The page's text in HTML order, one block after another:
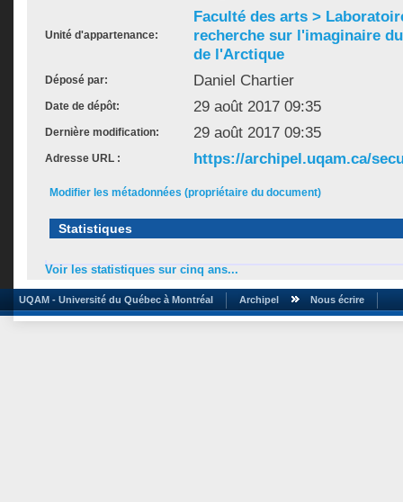
Unité d'appartenance:
Faculté des arts >
recherche sur l'imaginaire
de l'Arctique
Déposé par: Daniel Chartier
Date de dépôt: 29 août 2017 09:35
Dernière modification: 29 août 2017 09:35
Adresse URL : https://archipel.uqam.ca/
Modifier les métadonnées (propriétaire du document)
Statistiques
Voir les statistiques sur cinq ans...
UQAM - Université du Québec à Montréal Archipel Nous écrire